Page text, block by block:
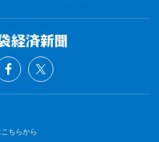
ちらから